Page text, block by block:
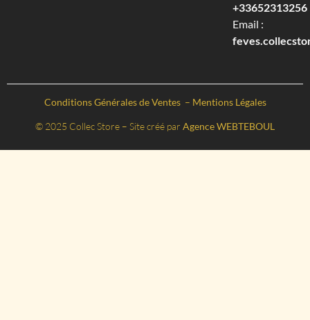
+33652313256‬
Email :
Conditions Générales de Ventes – Mentions Légales
© 2025 Collec Store – Site créé par Agence WEBTEBOUL